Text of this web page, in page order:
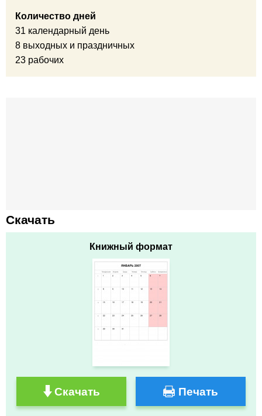
Количество дней
31 календарный день
8 выходных и праздничных
23 рабочих
Скачать
Книжный формат
Скачать Печать